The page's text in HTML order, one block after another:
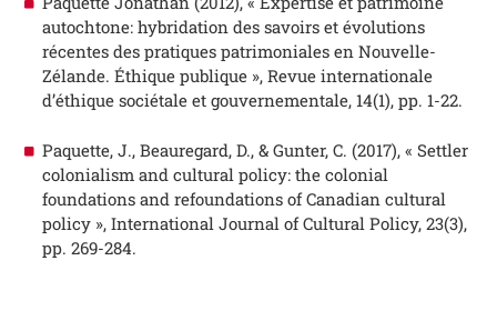
autochtone: hybridation des savoirs et évolutions
récentes des pratiques patrimoniales en Nouvelle-
Zélande. Éthique publique », Revue internationale
d’éthique sociétale et gouvernementale, 14(1), pp. 1-22.
Paquette, J., Beauregard, D., & Gunter, C. (2017), « Settler
colonialism and cultural policy: the colonial
foundations and refoundations of Canadian cultural
policy », International Journal of Cultural Policy, 23(3),
pp. 269-284.